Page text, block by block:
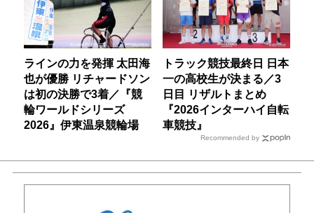
ラインの力を発揮 太田海
也が優勝 リチャードソン
は初の決勝で3着／『競
輪ワールドシリーズ
2026』伊東温泉競輪場
トラック競技最終日 日本
一の高校生が決まる／3
日目 リザルトまとめ
『2026インターハイ自転
車競技』
Recommended by